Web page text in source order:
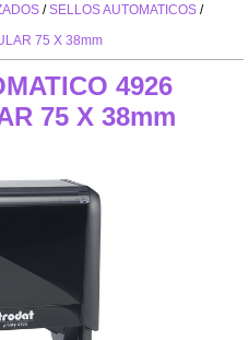
/SELLOS AUTOMATICOS /
75 X 38mm
4926
75 X 38mm